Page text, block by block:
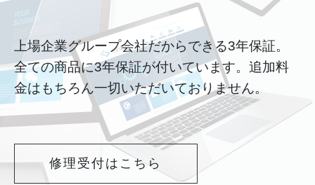
上場企業グループ会社だからできる3年保証。
全ての商品に3年保証が付いています。追加料
金はもちろん一切いただいておりません。
修理受付はこちら